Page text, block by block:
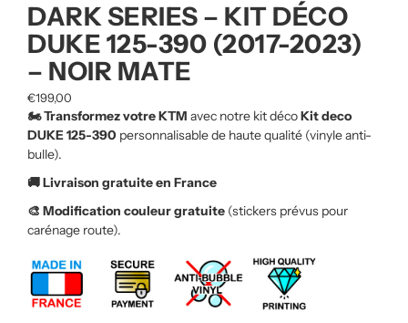
DARK SERIES – KIT DÉCO
DUKE 125-390 (2017-2023)
– NOIR MATE
€199,00
🏍️ Transformez votre KTM avec notre kit décoKit deco
DUKE 125-390 personnalisable de haute qualité (vinyle anti-
bulle).
🚚 Livraison gratuite en France
🎨 Modification couleur gratuite (stickers prévus pour
carénage route).